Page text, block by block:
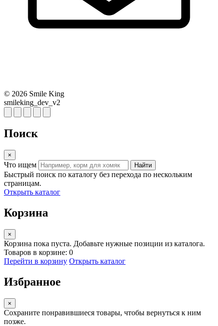
© 2026 Smile King
smileking_dev_v2
Поиск
×
Что ищем Найти
Быстрый поиск по каталогу без перехода по нескольким
страницам.
Открыть каталог
Корзина
×
Корзина пока пуста. Добавьте нужные позиции из каталога.
Товаров в корзине: 0
Перейти в корзину Открыть каталог
Избранное
×
Сохраните понравившиеся товары, чтобы вернуться к ним
позже.